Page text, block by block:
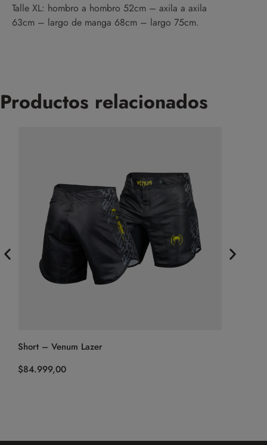
Talle XL: hombro a hombro 52cm – axila a axila
63cm – largo de manga 68cm – largo 75cm.
Productos relacionados
Short – Venum Lazer
$84.999,00